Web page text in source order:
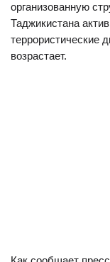
организованную
Таджикистана
террористические
возрастает.